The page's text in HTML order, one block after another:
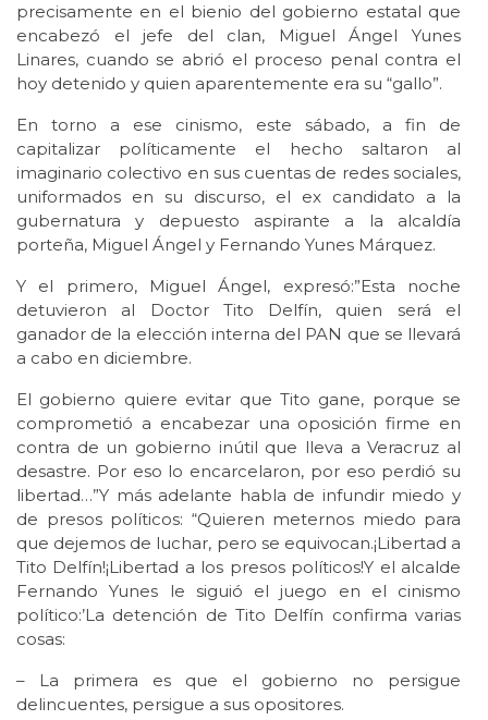
precisamente en el bienio del gobierno estatal que
encabezó el jefe del clan, Miguel Ángel Yunes
Linares, cuando se abrió el proceso penal contra el
hoy detenido y quien aparentemente era su “gallo”.
En torno a ese cinismo, este sábado, a fin de
capitalizar políticamente el hecho saltaron al
imaginario colectivo en sus cuentas de redes sociales,
uniformados en su discurso, el ex candidato a la
gubernatura y depuesto aspirante a la alcaldía
porteña, Miguel Ángel y Fernando Yunes Márquez.
Y el primero, Miguel Ángel, expresó:”Esta noche
detuvieron al Doctor Tito Delfín, quien será el
ganador de la elección interna del PAN que se llevará
a cabo en diciembre.
El gobierno quiere evitar que Tito gane, porque se
comprometió a encabezar una oposición firme en
contra de un gobierno inútil que lleva a Veracruz al
desastre. Por eso lo encarcelaron, por eso perdió su
libertad…”Y más adelante habla de infundir miedo y
de presos políticos: “Quieren meternos miedo para
que dejemos de luchar, pero se equivocan.¡Libertad a
Tito Delfín!¡Libertad a los presos políticos!Y el alcalde
Fernando Yunes le siguió el juego en el cinismo
político:’La detención de Tito Delfín confirma varias
cosas:
– La primera es que el gobierno no persigue
delincuentes, persigue a sus opositores.